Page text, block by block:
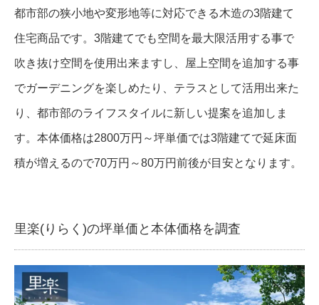
都市部の狭小地や変形地等に対応できる木造の3階建て
住宅商品です。3階建てでも空間を最大限活用する事で
吹き抜け空間を使用出来ますし、屋上空間を追加する事
でガーデニングを楽しめたり、テラスとして活用出来た
り、都市部のライフスタイルに新しい提案を追加しま
す。本体価格は2800万円～坪単価では3階建てで延床面
積が増えるので70万円～80万円前後が目安となります。
里楽(りらく)の坪単価と本体価格を調査